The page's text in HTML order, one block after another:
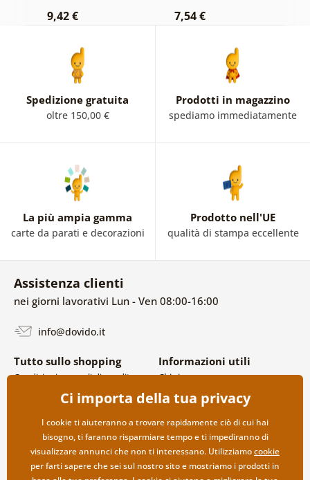
9,42 € 7,54 €
Spedizione gratuita
oltre 150,00 €
Prodotti in magazzino
spediamo immediatamente
La più ampia gamma
carte da parati e decorazioni
Prodotto nell'UE
qualità di stampa eccellente
Assistenza clienti
nei giorni lavorativi Lun - Ven 08:00-16:00
info@dovido.it
Tutto sullo shopping
Condizioni generali di vendita e
Politica sulla privacy
Opzioni di spedizione e
pagamento
Reso della merce
Informazioni utili
Chi siamo
FAQ
Contatti
Collaborazione all’ingrosso
Ci importa della tua privacy
I cookie ti aiuteranno a trovare rapidamente ciò di cui hai
bisogno, ti faranno risparmiare tempo e ti impediranno di
visualizzare annunci che non ti interessano. Utilizziamocookie
per farti sapere che sei sul nostro sito e mostriamo i prodotti in